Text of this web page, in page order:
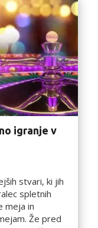
igranje v
stvari, ki jih
spletnih
meja in
Že pred